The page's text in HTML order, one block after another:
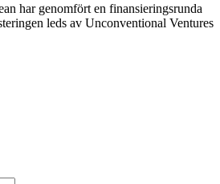
har genomfört en finansieringsrunda
leds av Unconventional Ventures